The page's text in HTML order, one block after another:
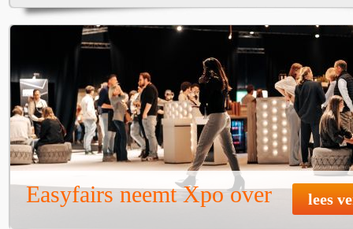
Easyfairs neemt Xpo over lees